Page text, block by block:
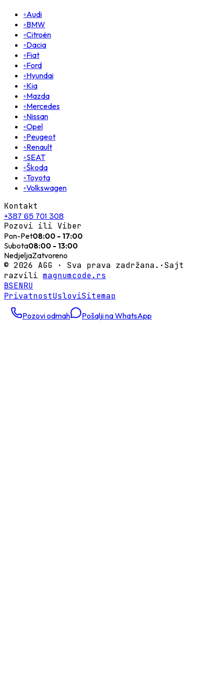
◦Audi
◦BMW
◦Citroën
◦Dacia
◦Fiat
◦Ford
◦Hyundai
◦Kia
◦Mazda
◦Mercedes
◦Nissan
◦Opel
◦Peugeot
◦Renault
◦SEAT
◦Škoda
◦Toyota
◦Volkswagen
Kontakt
+387 65 701 308
Pozovi ili Viber
Pon-Pet08:00 - 17:00
Subota08:00 - 13:00
NedjeljaZatvoreno
© 2026 AGG · Sva prava zadržana. ·Sajt
razvili magnumcode.rs
BSENRU
PrivatnostUsloviSitemap
Pozovi odmah Pošalji na WhatsApp